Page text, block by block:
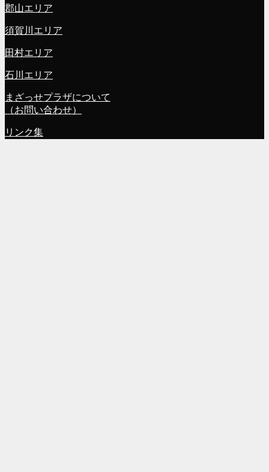
郡山エリア
須賀川エリア
田村エリア
石川エリア
まざっせプラザについて
（お問い合わせ）
リンク集